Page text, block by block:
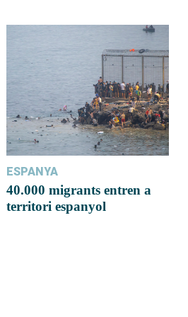
ESPANYA
40.000 migrants entren a
territori espanyol